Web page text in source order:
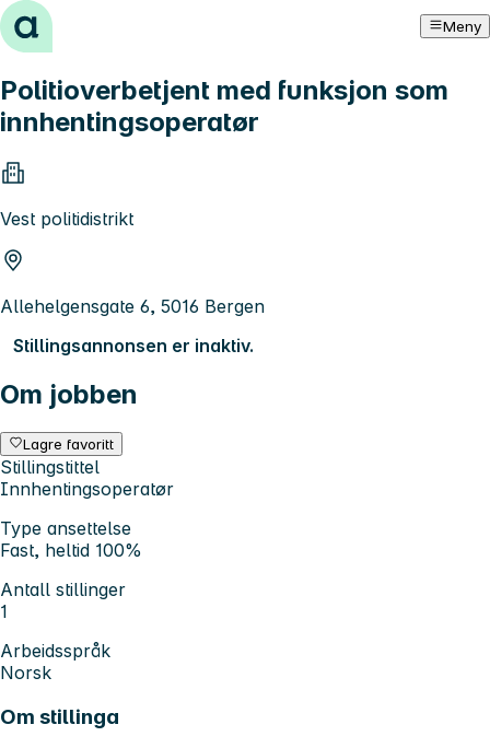
Hopp til innhold Meny
Politioverbetjent med funksjon som
innhentingsoperatør
Vest politidistrikt
Allehelgensgate 6, 5016 Bergen
Stillingsannonsen er inaktiv.
Om jobben
Lagre favoritt
Stillingstittel
Innhentingsoperatør
Type ansettelse
Fast, heltid 100%
Antall stillinger
1
Arbeidsspråk
Norsk
Om stillinga